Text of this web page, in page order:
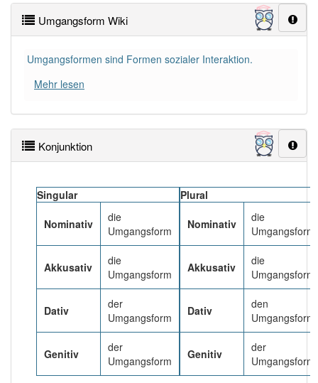
PowerIndex:9
Wörter mit Endung-umgangsform: 1
Wörter mit Endung
aber mit einem
anderen Artikeldie: 0
90% unserer Spielapp-Nutzer haben den Artikel
korrekt erraten.
Umgangsform Wiki
Umgangsformen sind Formen sozialer Interaktion.
Mehr lesen
Konjunktion
Singular
Nominativ
die
Umgangsform
Akkusativ
die
Umgangsform
Dativ
der
Umgangsform
Genitiv
der
Umgangsform
Plural
Nominativ
die
Akkusativ
die
Dativ
den
Genitiv
der